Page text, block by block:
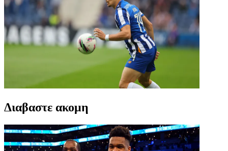
Διαβαστε ακομη